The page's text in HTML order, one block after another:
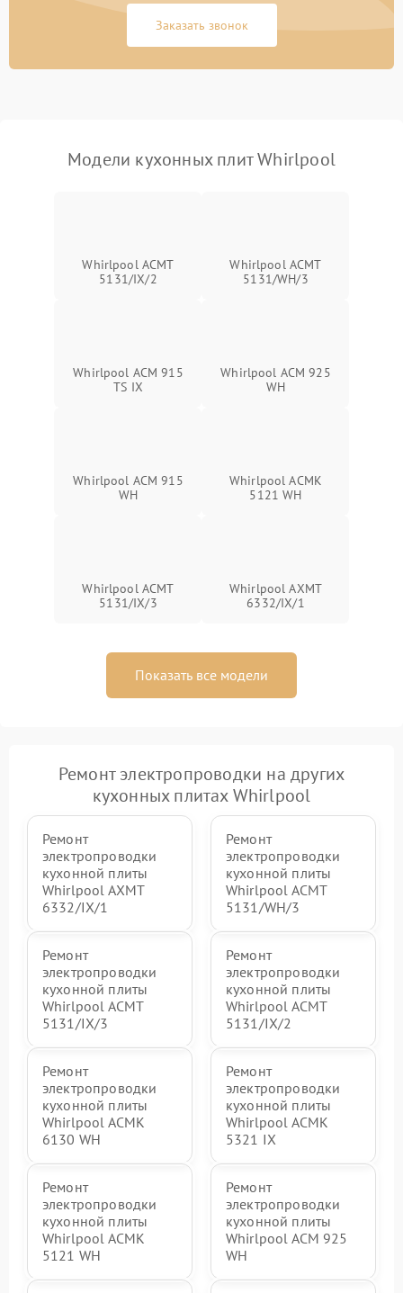
Заказать звонок
Модели кухонных плит Whirlpool
Whirlpool ACMT
5131/IX/2
Whirlpool ACMT
5131/WH/3
Whirlpool ACM 915
TS IX
Whirlpool ACM 925
WH
Whirlpool ACM 915
WH
Whirlpool ACMK
5121 WH
Whirlpool ACMT
5131/IX/3
Whirlpool AXMT
6332/IX/1
Показать все модели
Ремонт электропроводки на других
кухонных плитах Whirlpool
Ремонт
электропроводки
кухонной плиты
Whirlpool AXMT
6332/IX/1
Ремонт
электропроводки
кухонной плиты
Whirlpool ACMT
5131/WH/3
Ремонт
электропроводки
кухонной плиты
Whirlpool ACMT
5131/IX/3
Ремонт
электропроводки
кухонной плиты
Whirlpool ACMT
5131/IX/2
Ремонт
электропроводки
кухонной плиты
Whirlpool ACMK
6130 WH
Ремонт
электропроводки
кухонной плиты
Whirlpool ACMK
5321 IX
Ремонт
электропроводки
кухонной плиты
Whirlpool ACMK
5121 WH
Ремонт
электропроводки
кухонной плиты
Whirlpool ACM 925
WH